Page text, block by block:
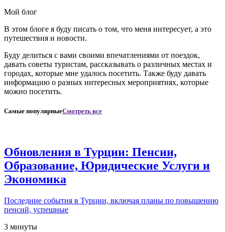
Мой блог
В этом блоге я буду писать о том, что меня интересует, а это
путешествия и новости.
Буду делиться с вами своими впечатлениями от поездок,
давать советы туристам, рассказывать о различных местах и
городах, которые мне удалось посетить. Также буду давать
информацию о разных интересных мероприятиях, которые
можно посетить.
Самые популярныеСмотреть все
Обновления в Турции: Пенсии,
Образование, Юридические Услуги и
Экономика
Последние события в Турции, включая планы по повышению
пенсий, успешные
3 минуты